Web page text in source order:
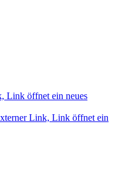
Link öffnet ein neues
Link, Link öffnet ein